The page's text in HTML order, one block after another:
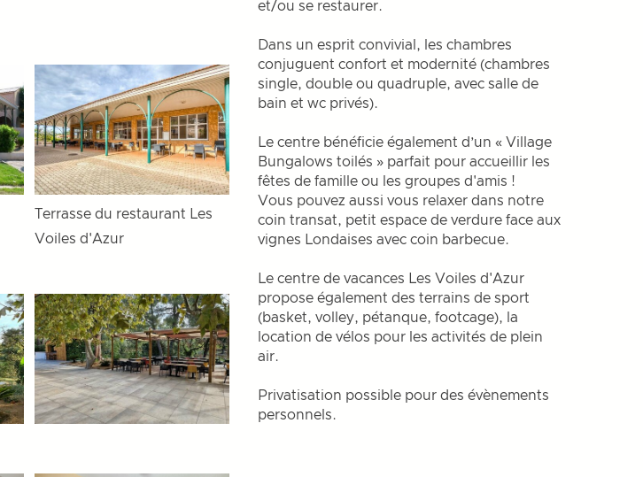
Terrasse du restaurant Les
Voiles d'Azur
et/ou se restaurer.
Dans un esprit convivial, les chambres
conjuguent confort et modernité (chambres
single, double ou quadruple, avec salle de
bain et wc privés).
Le centre bénéficie également d’un « Village
Bungalows toilés » parfait pour accueillir les
fêtes de famille ou les groupes d'amis !
Vous pouvez aussi vous relaxer dans notre
coin transat, petit espace de verdure face aux
vignes Londaises avec coin barbecue.
Le centre de vacances Les Voiles d'Azur
propose également des terrains de sport
(basket, volley, pétanque, footcage), la
location de vélos pour les activités de plein
air.
Privatisation possible pour des évènements
personnels.